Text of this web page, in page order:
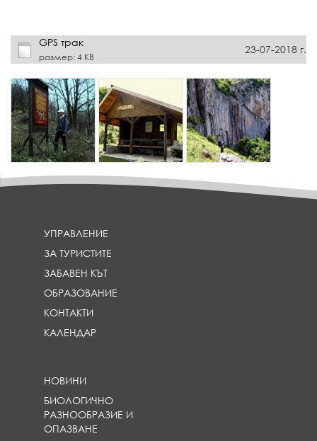
GPS трак
размер: 4 KB
23-07-2018 г.
УПРАВЛЕНИЕ
ЗА ТУРИСТИТЕ
ЗАБАВЕН КЪТ
ОБРАЗОВАНИЕ
КОНТАКТИ
КАЛЕНДАР
НОВИНИ
БИОЛОГИЧНО
РАЗНООБРАЗИЕ И
ОПАЗВАНЕ